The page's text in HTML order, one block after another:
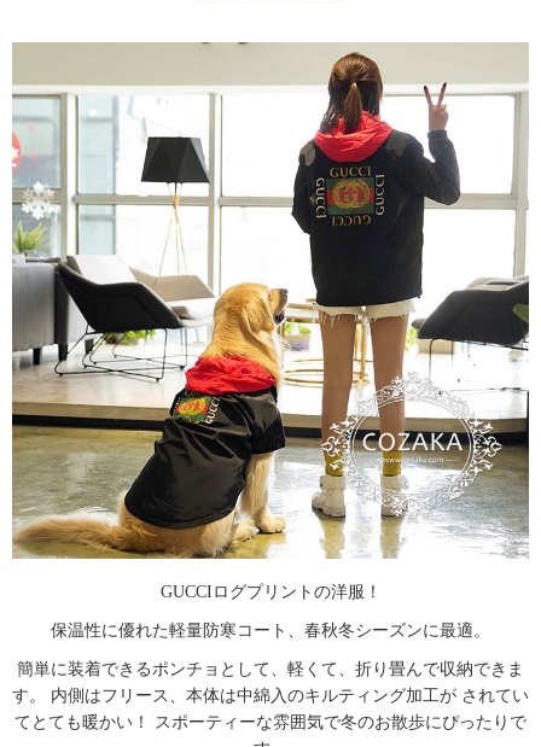
GUCCIログプリントの洋服！
保温性に優れた軽量防寒コート、春秋冬シーズンに最適。
簡単に装着できるポンチョとして、軽くて、折り畳んで収納できま
す。 内側はフリース、本体は中綿入のキルティング加工が されてい
てとても暖かい！ スポーティーな雰囲気で冬のお散歩にぴったりで